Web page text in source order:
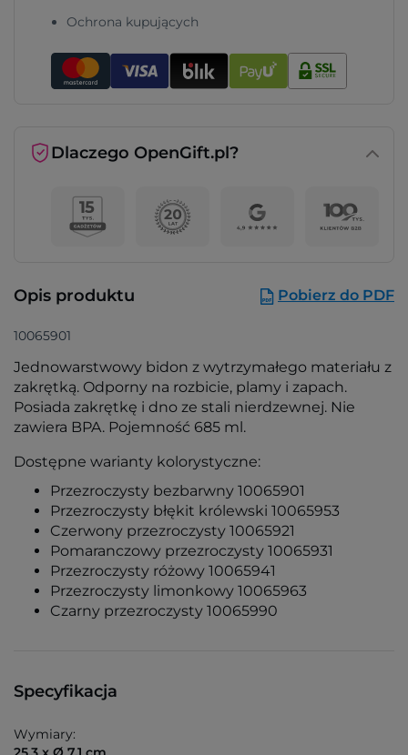
Ochrona kupujących
Dlaczego OpenGift.pl?
Opis produktu Pobierz do PDF
10065901
Jednowarstwowy bidon z wytrzymałego materiału z
zakrętką. Odporny na rozbicie, plamy i zapach.
Posiada zakrętkę i dno ze stali nierdzewnej. Nie
zawiera BPA. Pojemność 685 ml.
Dostępne warianty kolorystyczne:
Przezroczysty bezbarwny 10065901
Przezroczysty błękit królewski 10065953
Czerwony przezroczysty 10065921
Pomaranczowy przezroczysty 10065931
Przezroczysty różowy 10065941
Przezroczysty limonkowy 10065963
Czarny przezroczysty 10065990
Specyfikacja
Wymiary: